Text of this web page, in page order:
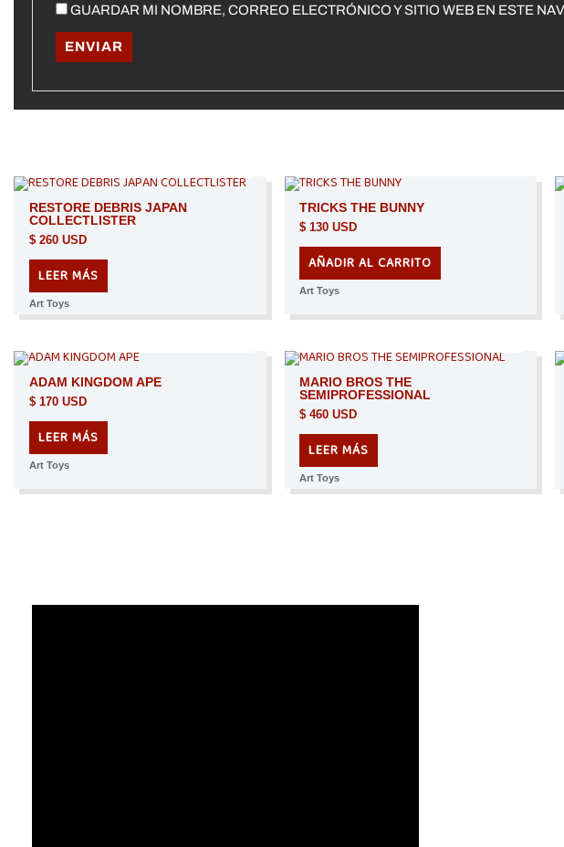
GUARDAR MI NOMBRE, CORREO ELECTRÓNICO Y SITIO WEB EN ESTE
RESTORE DEBRIS JAPAN
COLLECTLISTER
$260 USD
LEER MÁS
Art Toys
TRICKS THE BUNNY
$ 130 USD
AÑADIR AL CARRITO
Art Toys
ADAM KINGDOM APE
$170 USD
LEER MÁS
Art Toys
MARIO BROS THE
SEMIPROFESSIONAL
$ 460 USD
LEER MÁS
Art Toys